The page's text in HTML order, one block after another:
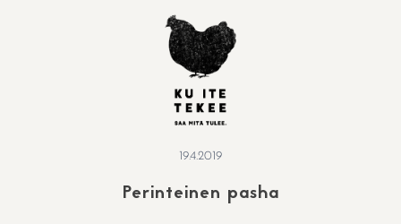
19.4.2019
Perinteinen pasha